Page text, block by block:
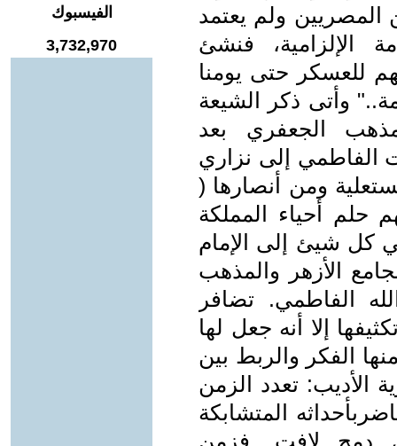
ولم يعتمد
الإلزامية، فنشئ
للعسكر حتى يومنا
وأتى ذكر الشيعة
الجعفري بعد
الفاطمي إلى نزاري
ومن أنصارها (
حلم أحياء المملكة
كل شيئ إلى الإمام
الأزهر والمذهب
الفاطمي. تضافر
إلا أنه جعل لها
الفكر والربط بين
الأديب: تعدد الزمن
المتشابكة
دمج لافت. فزمن
الفيسبوك
3,732,970